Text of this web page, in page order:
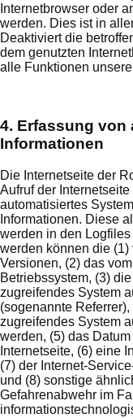
Internetbrowser oder
werden. Dies ist in
Deaktiviert die
dem genutzten
alle Funktionen
4. Erfassung von
Informationen
Die Internetseite der
Aufruf der
automatisiertes
Informationen. Diese
werden in den
werden können die
Versionen, (2) das
Betriebssystem, (3)
zugreifendes System
(sogenannte
zugreifendes System
werden, (5) das
Internetseite, (6) eine
(7) der Internet-
und (8) sonstige
Gefahrenabwehr im